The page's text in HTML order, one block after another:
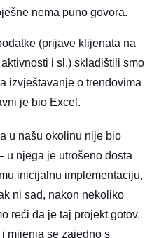
nema puno govora.
(prijave klijenata na
i sl.) skladištili smo
izvještavanje o trendovima
je bio Excel.
u našu okolinu nije bio
u njega je utrošeno dosta
inicijalnu implementaciju,
ni sad, nakon nekoliko
reći da je taj projekt gotov.
mijenja se zajedno s